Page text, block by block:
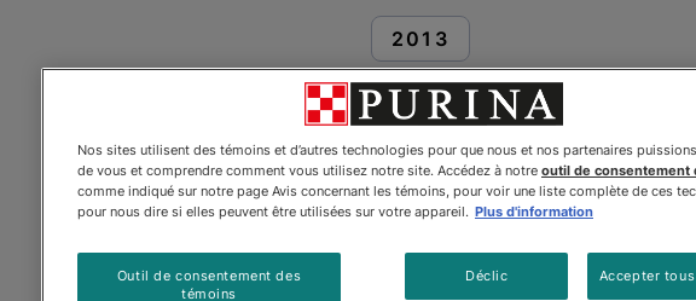
LIRE DES ARTICLES À
2013
Bella
Nos sites utilisent des témoins et d’autres technologies pour que nous et nos partenaires
de vous et comprendre comment vous utilisez notre site. Accédez à notre outil de consentement
comme indiqué sur notre page Avis concernant les témoins, pour voir une liste complète de ces
pour nous dire si elles peuvent être utilisées sur votre appareil. Plus d'information
Déclic Accepter
Outil de consentement des
témoins